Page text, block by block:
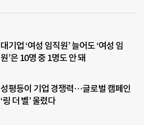
대기업 ‘여성 임직원’ 늘어도 ‘여성 임
원’은 10명 중 1명도 안 돼
성평등이 기업 경쟁력…글로벌 캠페인
‘링 더 벨’ 울렸다